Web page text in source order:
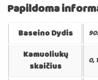
Papildoma
Baseino Dydis
Kamuoliukų
skaičius
0,